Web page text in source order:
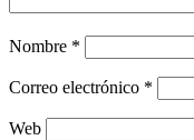
Nombre *
Correo electrónico *
Web